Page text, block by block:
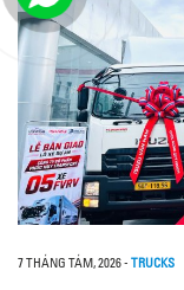
7 THÁNG TÁM, 2026- TRUCKS